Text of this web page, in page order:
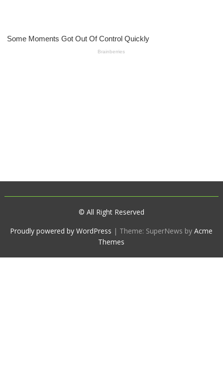
© All Right Reserved
Proudly powered by WordPress | Theme: SuperNews byAcme
Themes